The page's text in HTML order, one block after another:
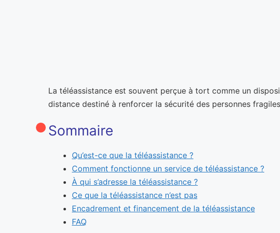
La téléassistance est souvent perçue à tort comme un
distance destiné à renforcer la sécurité des personnes
Sommaire
Qu’est-ce que la téléassistance ?
Comment fonctionne un service de téléassistance ?
À qui s’adresse la téléassistance ?
Ce que la téléassistance n’est pas
Encadrement et financement de la téléassistance
FAQ